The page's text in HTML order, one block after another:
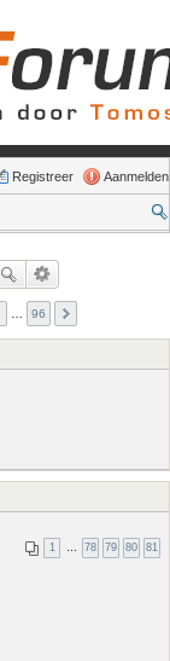
Aanmelden
Registreer
96
1 … 78 79 80 81